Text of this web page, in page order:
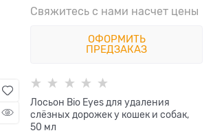
Свяжитесь с нами насчет цены
ОФОРМИТЬ
ПРЕДЗАКАЗ
Лосьон Bio Eyes для удаления
слёзных дорожек у кошек и собак,
50 мл